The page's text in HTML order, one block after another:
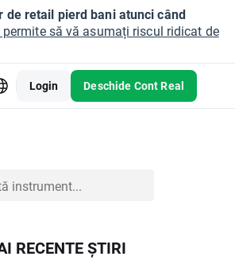
retail pierd bani atunci când
să vă asumați riscul ridicat de
Login Deschide Cont Real
RECENTE ȘTIRI